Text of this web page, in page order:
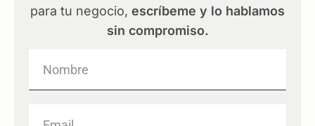
para tu negocio, escríbeme y lo hablamos
sin compromiso.